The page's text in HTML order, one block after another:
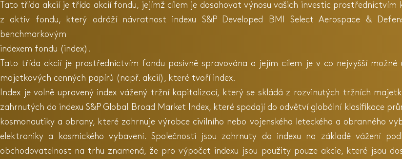
Tato třída akcií je třída akcií fondu, jejímž cílem je dosahovat výnosu vašich investic prostřednictvím
z aktiv fondu, který odráží návratnost indexu S&P Developed BMI Select Aerospace &
benchmarkovým
indexem fondu (index).
Tato třída akcií je prostřednictvím fondu pasivně spravována a jejím cílem je v co nejvyšší
majetkových cenných papírů (např. akcií), které tvoří index.
Index je volně upravený index vážený tržní kapitalizací, který se skládá z rozvinutých tržních
zahrnutých do indexu S&P Global Broad Market Index, které spadají do odvětví globální klasifikace
kosmonautiky a obrany, které zahrnuje výrobce civilního nebo vojenského leteckého a obranného
elektroniky a kosmického vybavení. Společnosti jsou zahrnuty do indexu na základě vážení
obchodovatelnost na trhu znamená, že pro výpočet indexu jsou použity pouze akcie, které jsou